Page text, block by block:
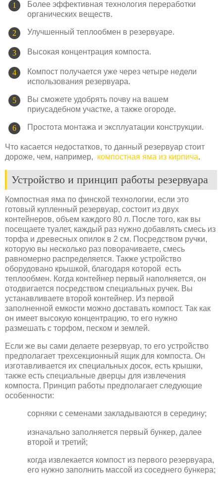
Более эффективная технология переработки
органических веществ.
Улучшенный теплообмен в резервуаре.
Высокая концентрация компоста.
Компост получается уже через четыре недели
использования резервуара.
Вы сможете удобрять почву на вашем
приусадебном участке, а также огороде.
Простота монтажа и эксплуатации конструкции.
Что касается недостатков, то данный резервуар стоит
дороже, чем, например, компостная яма из кирпича.
Устройство и принцип работы резервуара
Компостная яма по финской технологии, если это
готовый купленный резервуар, состоит из двух
контейнеров, объем каждого 80 л. После того, как вы
посещаете туалет, каждый раз нужно добавлять смесь из
торфа и древесных опилок в 2 см. Посредством ручки,
которую вы несколько раз поворачиваете, смесь
равномерно распределяется. Также устройство
оборудовано крышкой, благодаря которой есть
теплообмен. Когда контейнер первый наполняется, он
отодвигается посредством специальных ручек. Вы
устанавливаете второй контейнер. Из первой
заполненной емкости можно доставать компост. Так как
он имеет высокую концентрацию, то его нужно
размешать с торфом, песком и землей.
Если же вы сами делаете резервуар, то его устройство
предполагает трехсекционный ящик для компоста. Он
изготавливается их специальных досок, есть крышки,
также есть специальные дверцы для извлечения
компоста. Принцип работы предполагает следующие
особенности:
сорняки с семенами закладываются в середину;
изначально заполняется первый бункер, далее
второй и третий;
когда извлекается компост из первого резервуара,
его нужно заполнить массой из соседнего бункера;